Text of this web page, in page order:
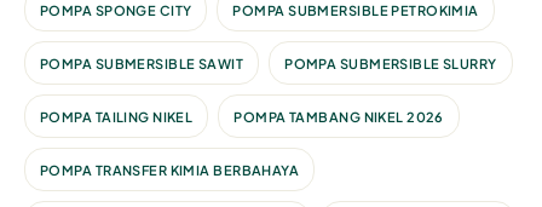
POMPA SPONGE CITY POMPA SUBMERSIBLE PETROKIMIA
POMPA SUBMERSIBLE SAWIT POMPA SUBMERSIBLE SLURRY
POMPA TAILING NIKEL POMPA TAMBANG NIKEL 2026
POMPA TRANSFER KIMIA BERBAHAYA